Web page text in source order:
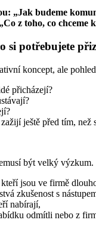
„Jak budeme
z toho, co chceme
si potřebujete
koncept, ale
přicházejí?
ještě před tím, než
být velký
kteří jsou ve firmě
zkušenost s
nabírají,
odmítli nebo z